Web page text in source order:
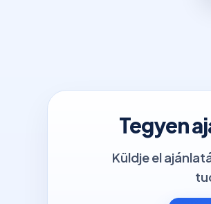
Tegyen
Küldje el